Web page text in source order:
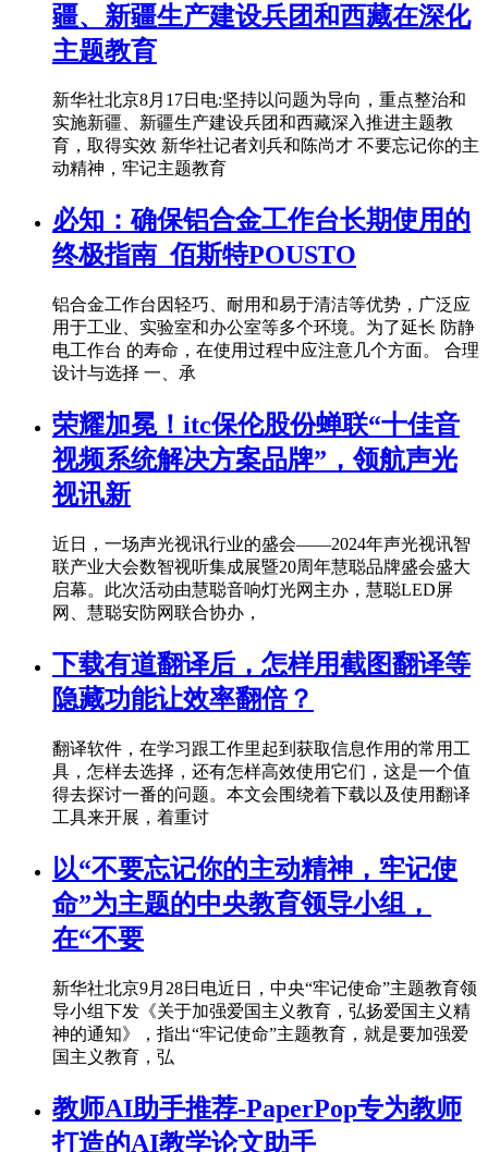
疆、新疆生产建设兵团和西藏在深化
主题教育
新华社北京8月17日电:坚持以问题为导向，重点整治和
实施新疆、新疆生产建设兵团和西藏深入推进主题教
育，取得实效 新华社记者刘兵和陈尚才 不要忘记你的主
动精神，牢记主题教育
必知：确保铝合金工作台长期使用的
终极指南_佰斯特POUSTO
铝合金工作台因轻巧、耐用和易于清洁等优势，广泛应
用于工业、实验室和办公室等多个环境。为了延长 防静
电工作台 的寿命，在使用过程中应注意几个方面。 合理
设计与选择 一、承
荣耀加冕！itc保伦股份蝉联“十佳音
视频系统解决方案品牌”，领航声光
视讯新
近日，一场声光视讯行业的盛会——2024年声光视讯智
联产业大会数智视听集成展暨20周年慧聪品牌盛会盛大
启幕。此次活动由慧聪音响灯光网主办，慧聪LED屏
网、慧聪安防网联合协办，
下载有道翻译后，怎样用截图翻译等
隐藏功能让效率翻倍？
翻译软件，在学习跟工作里起到获取信息作用的常用工
具，怎样去选择，还有怎样高效使用它们，这是一个值
得去探讨一番的问题。本文会围绕着下载以及使用翻译
工具来开展，着重讨
以“不要忘记你的主动精神，牢记使
命”为主题的中央教育领导小组，
在“不要
新华社北京9月28日电近日，中央“牢记使命”主题教育领
导小组下发《关于加强爱国主义教育，弘扬爱国主义精
神的通知》，指出“牢记使命”主题教育，就是要加强爱
国主义教育，弘
教师AI助手推荐-PaperPop专为教师
打造的AI教学论文助手